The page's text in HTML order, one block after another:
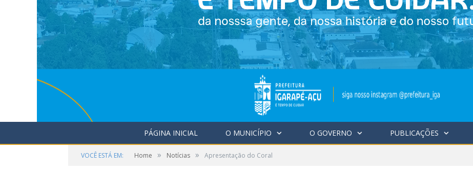
PÁGINA INICIAL O MUNICÍPIO O GOVERNO PUBLICAÇÕES
VOCÊ ESTÁ EM: Home » Notícias » Apresentação do Coral